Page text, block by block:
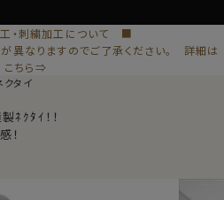
・刺繍加工について ■
異なりますのでご了承ください。 詳細は
こちら⇒
クタイ
ﾈｸﾀｲ！！
！